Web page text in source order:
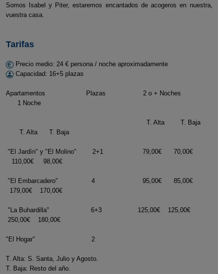
Somos Isabel y Piter, estaremos encantados de acogeros en nuestra,
vuestra casa.
Tarifas
Precio medio: 24 € persona / noche aproximadamente
Capacidad: 16+5 plazas
Apartamentos Plazas 2 o + Noches
1 Noche
T. Alta T. Baja
T. Alta T. Baja
"El Jardín" y "El Molino" 2+1 79,00€ 70,00€
110,00€ 98,00€
"El Embarcadero" 4 95,00€ 85,00€
179,00€ 170,00€
"La Buhardilla" 6+3 125,00€ 125,00€
250,00€ 180,00€
"El Hogar" 2
T. Alta: S. Santa, Julio y Agosto.
T. Baja: Resto del año.